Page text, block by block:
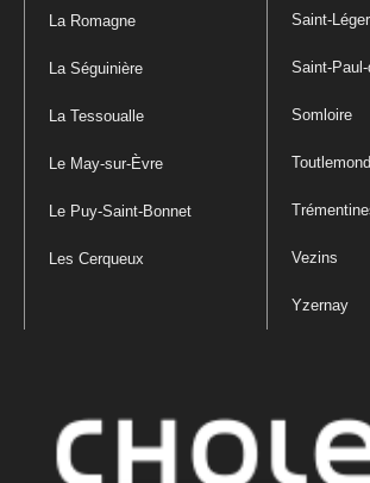
La Romagne
La Séguinière
La Tessoualle
Le May-sur-Èvre
Le Puy-Saint-Bonnet
Les Cerqueux
Saint-
Saint-
Somloire
Vezins
Yzernay